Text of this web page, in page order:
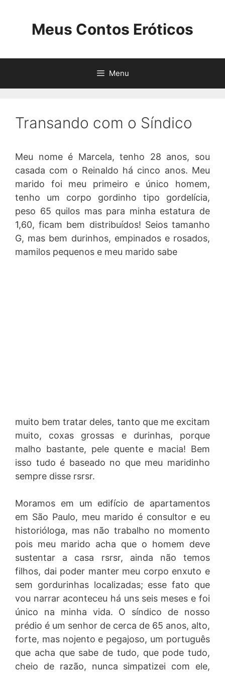
Meus Contos Eróticos
Menu
Transando com o Síndico
Meu nome é Marcela, tenho 28 anos, sou
casada com o Reinaldo há cinco anos. Meu
marido foi meu primeiro e único homem,
tenho um corpo gordinho tipo gordelícia,
peso 65 quilos mas para minha estatura de
1,60, ficam bem distribuídos! Seios tamanho
G, mas bem durinhos, empinados e rosados,
mamilos pequenos e meu marido sabe
muito bem tratar deles, tanto que me excitam
muito, coxas grossas e durinhas, porque
malho bastante, pele quente e macia! Bem
isso tudo é baseado no que meu maridinho
sempre disse rsrsr.
Moramos em um edifício de apartamentos
em São Paulo, meu marido é consultor e eu
historióloga, mas não trabalho no momento
pois meu marido acha que o homem deve
sustentar a casa rsrsr, ainda não temos
filhos, dai poder manter meu corpo enxuto e
sem gordurinhas localizadas; esse fato que
vou narrar aconteceu há uns seis meses e foi
único na minha vida. O síndico de nosso
prédio é um senhor de cerca de 65 anos, alto,
forte, mas nojento e pegajoso, um português
que acha que sabe de tudo, que pode tudo,
cheio de razão, nunca simpatizei com ele,